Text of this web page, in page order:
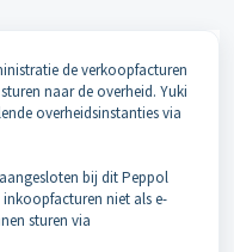
de verkoopfacturen
naar de overheid. Yuki
overheidsinstanties via
bij dit Peppol
niet als e-
sturen via